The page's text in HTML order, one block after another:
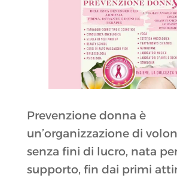
Prevenzione donna è
un’organizzazione di
senza fini di lucro, nata
supporto, fin dai primi